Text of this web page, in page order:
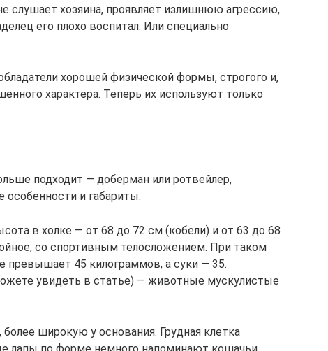
слушает хозяина, проявляет излишнюю агрессию,
его плохо воспитал. Или специально
хорошей физической формы, строгого и,
характера. Теперь их используют только
подходит — доберман или ротвейлер,
и габариты.
в холке — от 68 до 72 см (кобели) и от 63 до 68
со спортивным телосложением. При таком
превышает 45 килограммов, а суки — 35.
увидеть в статье) — животные мускулистые
широкую у основания. Грудная клетка